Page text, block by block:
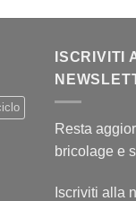
ISCRIVITI
Resta
bricolage e
Iscriviti alla